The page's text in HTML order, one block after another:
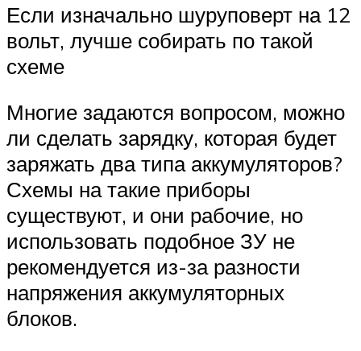
Если изначально шуруповерт на 12
вольт, лучше собирать по такой
схеме
Многие задаются вопросом, можно
ли сделать зарядку, которая будет
заряжать два типа аккумуляторов?
Схемы на такие приборы
существуют, и они рабочие, но
использовать подобное ЗУ не
рекомендуется из-за разности
напряжения аккумуляторных
блоков.